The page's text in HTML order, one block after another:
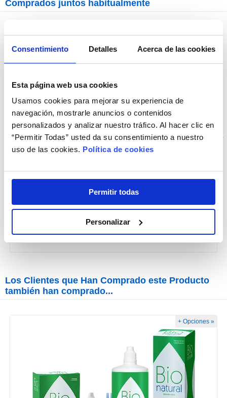
Consentimiento Detalles Acerca de las cookies
Esta página web usa cookies
Usamos cookies para mejorar su experiencia de
navegación, mostrarle anuncios o contenidos
personalizados y analizar nuestro tráfico. Al hacer clic en
“Permitir Todas” usted da su consentimiento a nuestro
uso de las cookies. Política de cookies
Permitir todas
Personalizar
Comprados juntos habitualmente
Aplicador de Lentes de Contacto
2,90€
+ Opciones »
Los Clientes que Han Comprado este Producto
también han comprado...
+ Opciones »